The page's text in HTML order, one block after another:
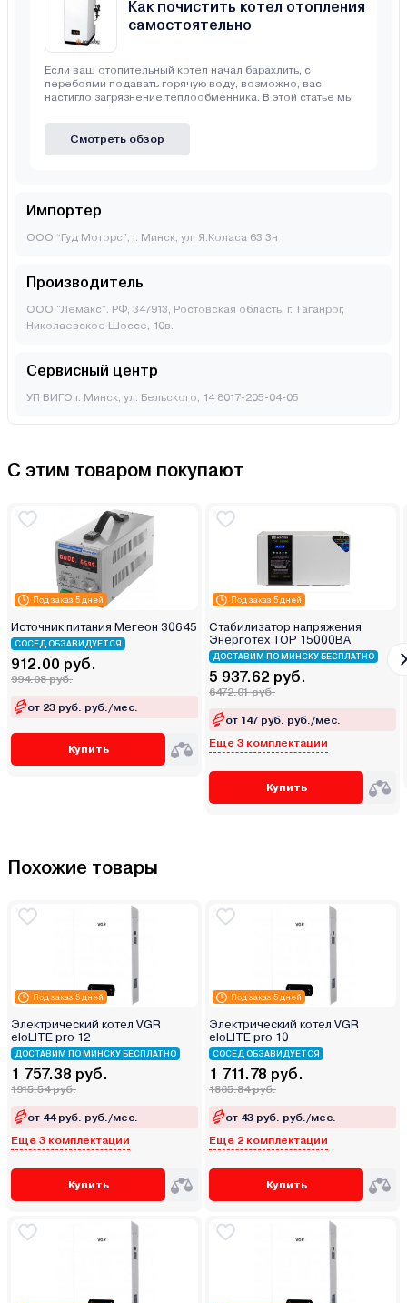
Как почистить котел отопления
самостоятельно
Если ваш отопительный котел начал барахлить, с
перебоями подавать горячую воду, возможно, вас
настигло загрязнение теплообменника. В этой статье мы
Смотреть обзор
Импортер
ООО “Гуд Моторс”, г. Минск, ул. Я.Коласа 63 3н
Производитель
ООО "Лемакс". РФ, 347913, Ростовская область, г. Таганрог,
Николаевское Шоссе, 10в.
Сервисный центр
УП ВИГО г. Минск, ул. Бельского, 14 8017-205-04-05
С этим товаром покупают
Под заказ 5 дней
Источник питания Мегеон 30645
СОСЕД ОБЗАВИДУЕТСЯ
912.00 руб.
994.08 руб.
от 23 руб. руб./мес.
Купить
Под заказ 5 дней
Стабилизатор напряжения
Энерготех TOP 15000ВА
ДОСТАВИМ ПО МИНСКУ БЕСПЛАТНО
5 937.62 руб.
6472.01 руб.
от 147 руб. руб./мес.
Еще 3 комплектации
Купить
Похожие товары
Под заказ 5 дней
Электрический котел VGR
eloLITE pro 12
ДОСТАВИМ ПО МИНСКУ БЕСПЛАТНО
1 757.38 руб.
1915.54 руб.
от 44 руб. руб./мес.
Еще 3 комплектации
Купить
Под заказ 5 дней
Электрический котел VGR
eloLITE pro 10
СОСЕД ОБЗАВИДУЕТСЯ
1 711.78 руб.
1865.84 руб.
от 43 руб. руб./мес.
Еще 2 комплектации
Купить